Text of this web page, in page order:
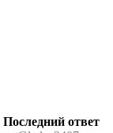
Последний ответ